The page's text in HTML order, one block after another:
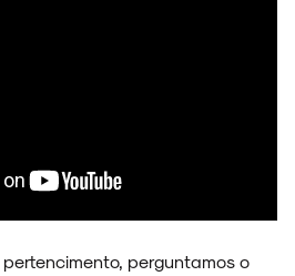
pertencimento, perguntamos o